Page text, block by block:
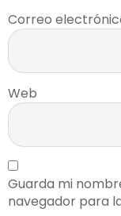
Correo
Web
Guarda mi
navegador para